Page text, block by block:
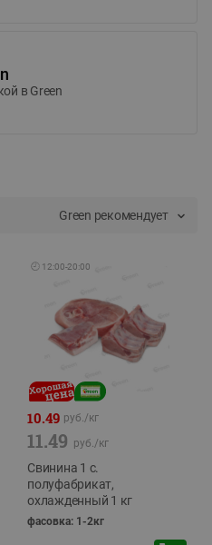
в Green
Green рекомендует
🕘 12:00-20:00
10.49 руб./кг
11.49 руб./кг
Свинина 1 с.
полуфабрикат,
охлажденный 1 кг
фасовка: 1-2кг